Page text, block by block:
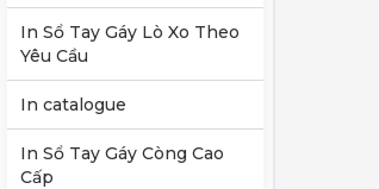
In Sổ Tay Gáy Lò Xo Theo
Yêu Cầu
In catalogue
In Sổ Tay Gáy Còng Cao
Cấp